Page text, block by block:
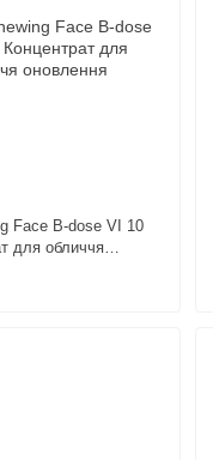
Face B-dose VI 10
для обличчя